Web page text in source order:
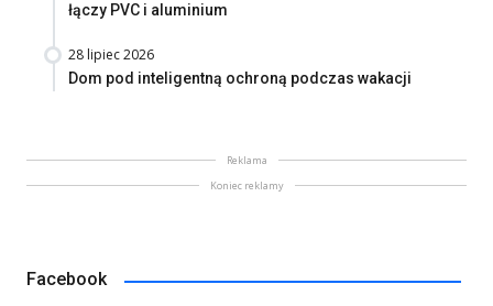
łączy PVC i aluminium
28 lipiec 2026
Dom pod inteligentną ochroną podczas wakacji
Reklama
Koniec reklamy
Facebook